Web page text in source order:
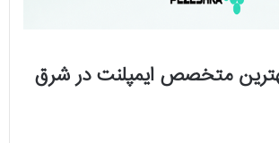
متخصص ایمپلنت در شرق